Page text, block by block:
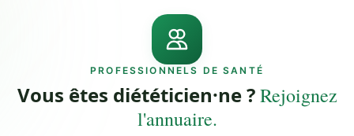
PROFESSIONNELS DE SANTÉ
Vous êtes diététicien·ne ?Rejoignez
l'annuaire.